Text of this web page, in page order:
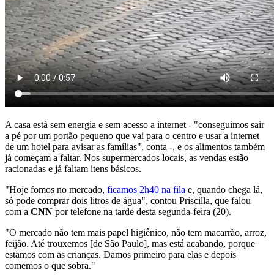
A casa está sem energia e sem acesso a internet - "conseguimos sair
a pé por um portão pequeno que vai para o centro e usar a internet
de um hotel para avisar as famílias", conta -, e os alimentos também
já começam a faltar. Nos supermercados locais, as vendas estão
racionadas e já faltam itens básicos.
"Hoje fomos no mercado, ficamos 2h40 na fila e, quando chega lá,
só pode comprar dois litros de água", contou Priscilla, que falou
com a CNN por telefone na tarde desta segunda-feira (20).
"O mercado não tem mais papel higiênico, não tem macarrão, arroz,
feijão. Até trouxemos [de São Paulo], mas está acabando, porque
estamos com as crianças. Damos primeiro para elas e depois
comemos o que sobra."